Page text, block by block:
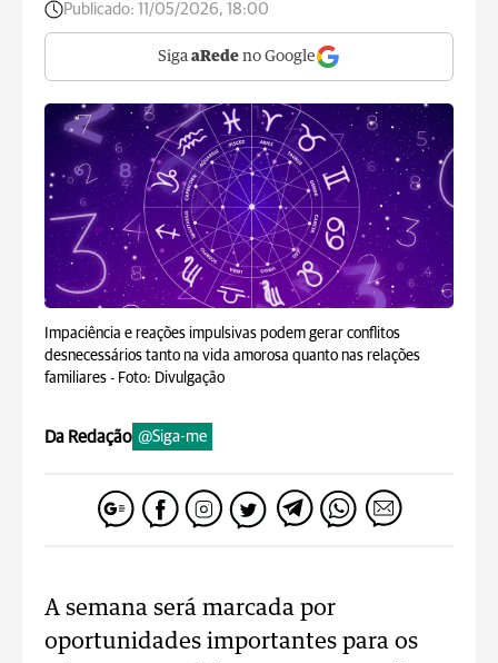
Publicado: 11/05/2026, 18:00
Siga aRede no Google
Impaciência e reações impulsivas podem gerar conflitos
desnecessários tanto na vida amorosa quanto nas relações
familiares - Foto: Divulgação
Da Redação @Siga-me
A semana será marcada por
oportunidades importantes para os